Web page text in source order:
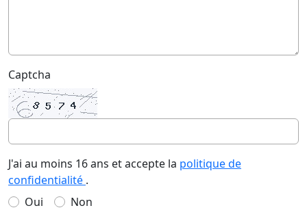
Captcha
J'ai au moins 16 ans et accepte la politique de
confidentialité .
Oui
Non